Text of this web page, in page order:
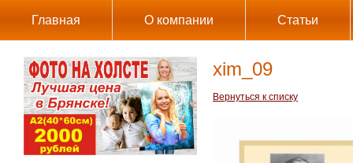
Главная О компании Статьи
xim_09
Вернуться к списку